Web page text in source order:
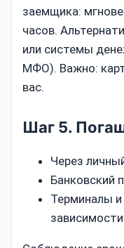
заемщика:
часов.
или системы
МФО). Важно:
вас.
Шаг 5.
Через
Банковский
Терминалы